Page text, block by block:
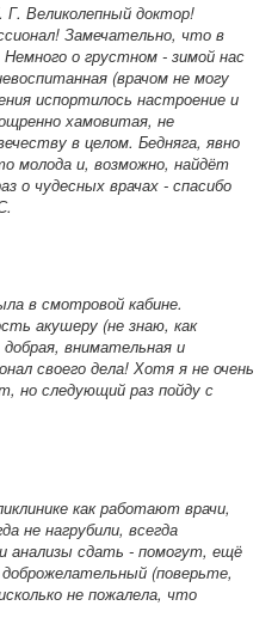
Великолепный доктор!
Замечательно, что в
о грустном - зимой нас
(врачом не могу
испортилось настроение и
хамовитая, не
в целом. Бедняга, явно
молода и, возможно, найдёт
о чудесных врачах - спасибо
в смотровой кабине.
акушеру (не знаю, как
внимательная и
своего дела! Хотя я не очень
но следующий раз пойду с
как работают врачи,
не нагрубили, всегда
анализы сдать - помогут, ещё
(поверьте,
не пожалела, что